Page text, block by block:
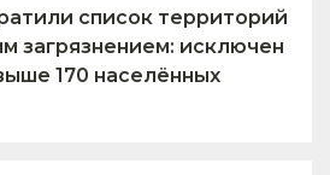
список территорий
загрязнением: исключен
170 населённых